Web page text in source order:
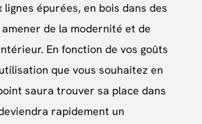
lignes épurées, en bois dans des
de la modernité et de
En fonction de vos goûts
que vous souhaitez en
saura trouver sa place dans
rapidement un